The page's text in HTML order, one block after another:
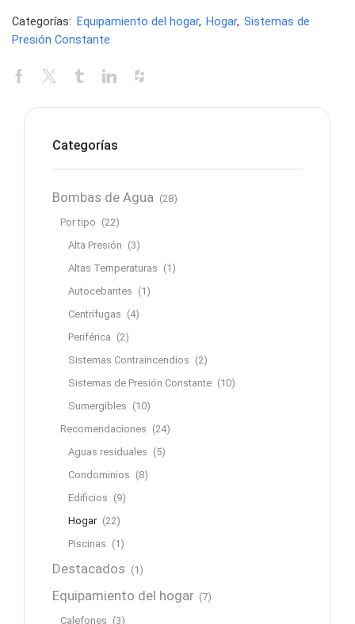
Categorías: Equipamiento del hogar, Hogar, Sistemas de
Presión Constante
Categorías
Bombas de Agua (28)
Por tipo (22)
Alta Presión (3)
Altas Temperaturas (1)
Autocebantes (1)
Centrífugas (4)
Periférica (2)
Sistemas Contraincendios (2)
Sistemas de Presión Constante (10)
Sumergibles (10)
Recomendaciones (24)
Aguas residuales (5)
Condominios (8)
Edificios (9)
Hogar (22)
Piscinas (1)
Destacados (1)
Equipamiento del hogar (7)
Calefones (3)